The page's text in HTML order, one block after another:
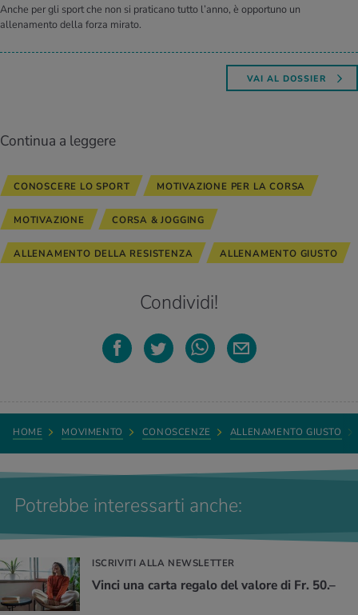
Anche per gli sport che non si praticano tutto l’anno, è opportuno un
allenamento della forza mirato.
VAI AL DOSSIER
Continua a leggere
CONOSCERE LO SPORT MOTIVAZIONE PER LA CORSA
MOTIVAZIONE CORSA & JOGGING
ALLENAMENTO DELLA RESISTENZA ALLENAMENTO GIUSTO
Condividi!
HOME MOVIMENTO CONOSCENZE ALLENAMENTO GIUSTO
Potrebbe interessarti anche:
ISCRIVITI ALLA NEWSLETTER
Vinci una carta regalo del valore di Fr. 50.–